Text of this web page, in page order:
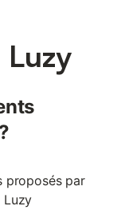
Luzy
proposés par
Luzy